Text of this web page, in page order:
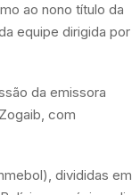
ao nono título da
equipe dirigida por
da emissora
com
divididas em